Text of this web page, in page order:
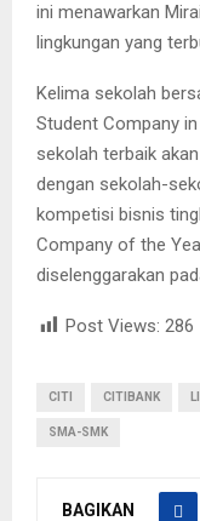
ini menawarkan
lingkungan yang
Kelima sekolah
Student Company
sekolah terbaik
dengan sekolah-
kompetisi bisnis
Company of the
diselenggarakan
Post Views: 286
CITI CITIBANK
SMA-SMK
BAGIKAN